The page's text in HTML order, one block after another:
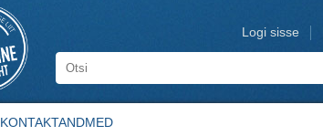
Logi sisse
KONTAKTANDMED